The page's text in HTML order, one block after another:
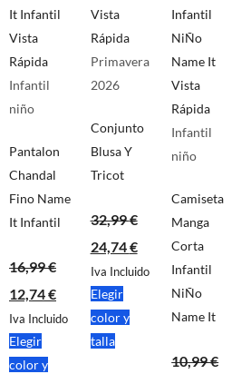
Vista
Rápida
Infantil
niño
Pantalon
Chandal
Fino Name
It Infantil
16,99€
12,74€
Iva Incluido
Elegir
color y
Vista
Rápida
Primavera
2026
Conjunto
Blusa Y
Tricot
32,99€
24,74€
Iva Incluido
Elegir
color y
talla
Vista
Rápida
Infantil
niño
Camiseta
Manga
Corta
Infantil
NiÑo
Name It
10,99€